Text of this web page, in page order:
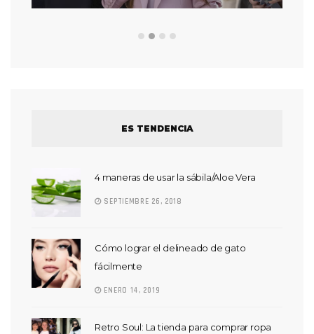
ES TENDENCIA
4 maneras de usar la sábila/Aloe Vera
SEPTIEMBRE 26, 2018
Cómo lograr el delineado de gato
fácilmente
ENERO 14, 2019
Retro Soul: La tienda para comprar ropa